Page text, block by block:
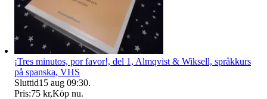
¡Tres minutos, por favor!, del 1, Almqvist & Wiksell, språkkurs
på spanska, VHS
Sluttid15 aug 09:30.
Pris:75 kr,Köp nu.